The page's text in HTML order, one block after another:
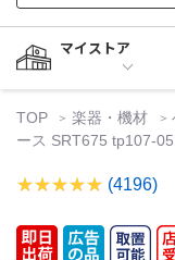
マイストア
TOP 楽器・機材
ース SRT675 tp107-
(4196)